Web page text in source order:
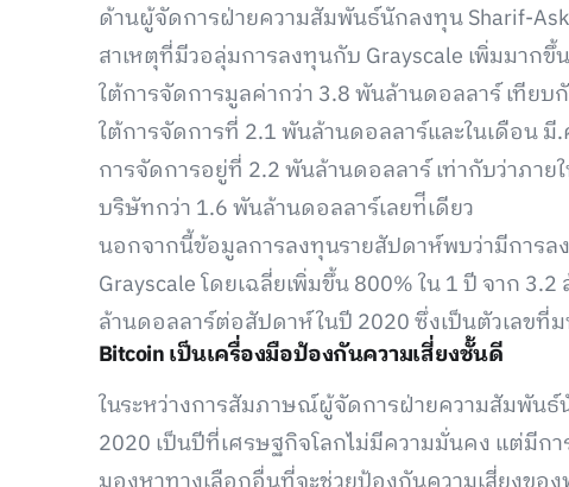
ด้านผู้จัดการฝ่ายความสัมพันธ์นักลงทุน Sharif-
สาเหตุที่มีวอลุ่มการลงทุนกับ Grayscale เพิ่มมาก
ใต้การจัดการมูลค่ากว่า 3.8 พันล้านดอลลาร์ เที
ใต้การจัดการที่ 2.1 พันล้านดอลลาร์และในเดือน
การจัดการอยู่ที่ 2.2 พันล้านดอลลาร์ เท่ากับว่าภาย
บริษัทกว่า 1.6 พันล้านดอลลาร์เลยท่ีเดียว
นอกจากนี้ข้อมูลการลงทุนรายสัปดาห์พบว่ามีการ
Grayscale โดยเฉลี่ยเพิ่มขึ้น 800% ใน 1 ปี จาก
ล้านดอลลาร์ต่อสัปดาห์ในปี 2020 ซึ่งเป็นตัวเลขที่
Bitcoin เป็นเครื่องมือป้องกันความเสี่ยงชั้นดี
ในระหว่างการสัมภาษณ์ผู้จัดการฝ่ายความสัมพัน
2020 เป็นปีที่เศรษฐกิจโลกไม่มีความมั่นคง แต่มี